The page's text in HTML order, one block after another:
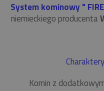
System kominowy "
niemieckiego producenta
Komin z